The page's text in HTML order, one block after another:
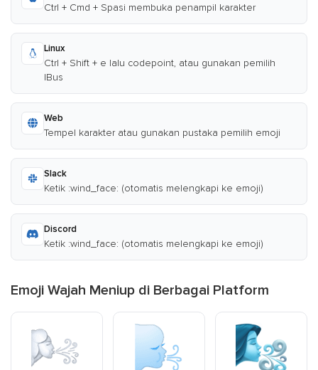
Ctrl + Cmd + Spasi membuka penampil karakter
Linux
Ctrl + Shift + e lalu codepoint, atau gunakan pemilih
IBus
Web
Tempel karakter atau gunakan pustaka pemilih emoji
Slack
Ketik :wind_face: (otomatis melengkapi ke emoji)
Discord
Ketik :wind_face: (otomatis melengkapi ke emoji)
Emoji Wajah Meniup di Berbagai Platform